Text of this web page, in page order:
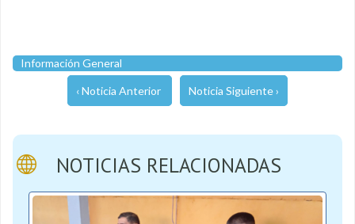
Información General
‹ Noticia Anterior Noticia Siguiente ›
NOTICIAS RELACIONADAS